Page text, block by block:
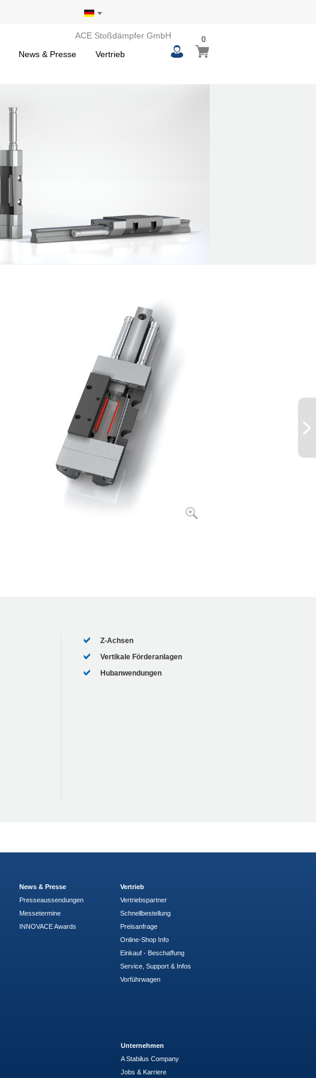
ACE Stoßdämpfer GmbH
News & Presse Vertrieb
0
Z-Achsen
Vertikale Förderanlagen
Hubanwendungen
News & Presse
Presseaussendungen
Messetermine
INNOVACE Awards
Vertrieb
Vertriebspartner
Schnellbestellung
Preisanfrage
Online-Shop Info
Einkauf - Beschaffung
Service, Support & Infos
Vorführwagen
Unternehmen
A Stabilus Company
Jobs & Karriere